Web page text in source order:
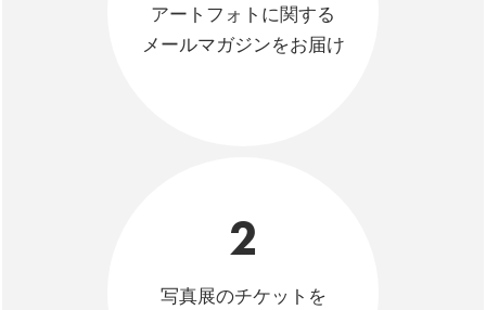
アートフォトに関する
メールマガジンをお届け
2
写真展のチケットを